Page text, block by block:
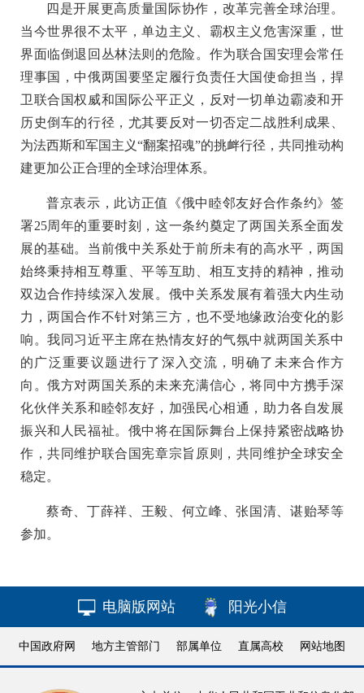
四是开展更高质量国际协作，改革完善全球治理。
当今世界很不太平，单边主义、霸权主义危害深重，世
界面临倒退回丛林法则的危险。作为联合国安理会常任
理事国，中俄两国要坚定履行负责任大国使命担当，捍
卫联合国权威和国际公平正义，反对一切单边霸凌和开
历史倒车的行径，尤其要反对一切否定二战胜利成果、
为法西斯和军国主义“翻案招魂”的挑衅行径，共同推动构
建更加公正合理的全球治理体系。
普京表示，此访正值《俄中睦邻友好合作条约》签
署25周年的重要时刻，这一条约奠定了两国关系全面发
展的基础。当前俄中关系处于前所未有的高水平，两国
始终秉持相互尊重、平等互助、相互支持的精神，推动
双边合作持续深入发展。俄中关系发展有着强大内生动
力，两国合作不针对第三方，也不受地缘政治变化的影
响。我同习近平主席在热情友好的气氛中就两国关系中
的广泛重要议题进行了深入交流，明确了未来合作方
向。俄方对两国关系的未来充满信心，将同中方携手深
化伙伴关系和睦邻友好，加强民心相通，助力各自发展
振兴和人民福祉。俄中将在国际舞台上保持紧密战略协
作，共同维护联合国宪章宗旨原则，共同维护全球安全
稳定。
蔡奇、丁薛祥、王毅、何立峰、张国清、谌贻琴等
参加。
电脑版网站 阳光小信
中国政府网 地方主管部门 部属单位 直属高校 网站地图